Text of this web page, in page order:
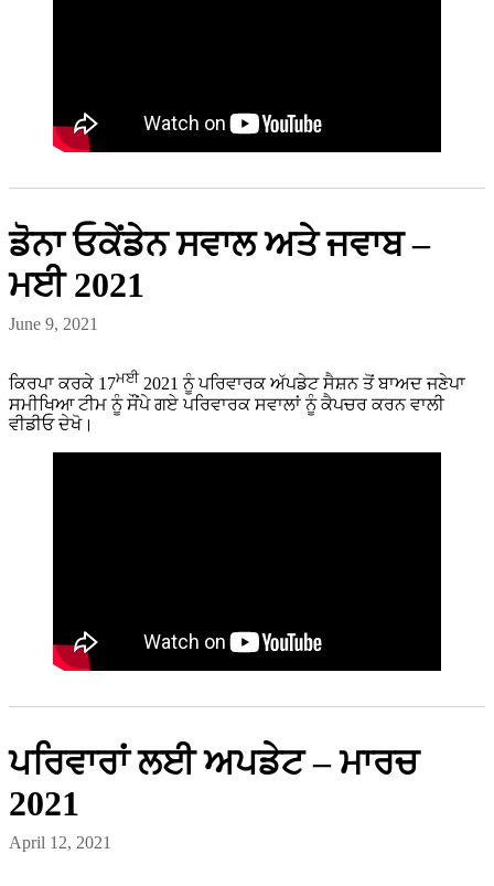
ਡੋਨਾ ਓਕੇਂਡੇਨ ਸਵਾਲ ਅਤੇ ਜਵਾਬ –
ਮਈ 2021
June 9, 2021
ਕਿਰਪਾ ਕਰਕੇ 17ਮਈ 2021 ਨੂੰ ਪਰਿਵਾਰਕ ਅੱਪਡੇਟ ਸੈਸ਼ਨ ਤੋਂ ਬਾਅਦ ਜਣੇਪਾ
ਸਮੀਖਿਆ ਟੀਮ ਨੂੰ ਸੌਂਪੇ ਗਏ ਪਰਿਵਾਰਕ ਸਵਾਲਾਂ ਨੂੰ ਕੈਪਚਰ ਕਰਨ ਵਾਲੀ
ਵੀਡੀਓ ਦੇਖੋ।
ਪਰਿਵਾਰਾਂ ਲਈ ਅਪਡੇਟ – ਮਾਰਚ
2021
April 12, 2021